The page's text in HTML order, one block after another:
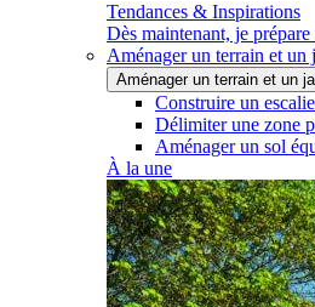
Tendances & Inspirations
Dès maintenant, je prépare
Aménager un terrain et un
Aménager un terrain et un
Construire un
Délimiter une zone
Aménager un sol
À la une